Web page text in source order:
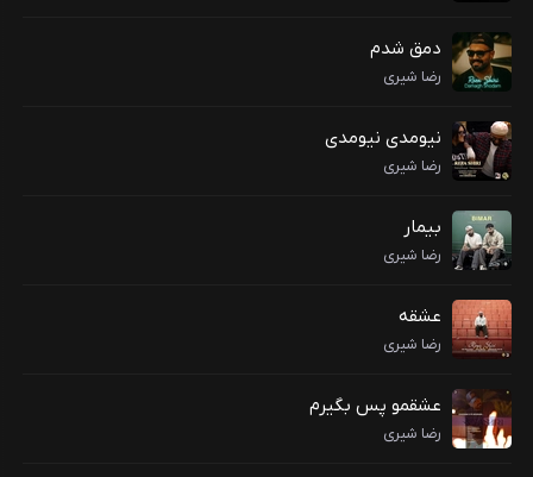
دمق شدم
رضا شیری
نیومدی نیومدی
رضا شیری
بیمار
رضا شیری
عشقه
رضا شیری
عشقمو پس بگیرم
رضا شیری